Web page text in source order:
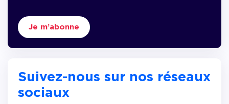
Je m’abonne
Suivez-nous sur nos réseaux
sociaux